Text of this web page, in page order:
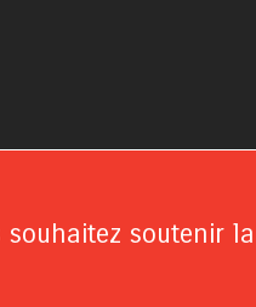
souhaitez soutenir